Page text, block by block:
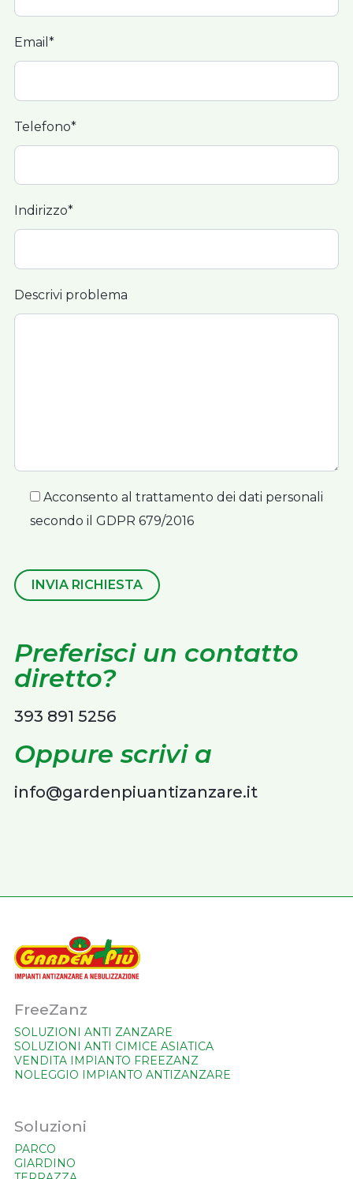
Email*
Telefono*
Indirizzo*
Descrivi problema
Acconsento al trattamento dei dati personali
secondo il GDPR 679/2016
INVIA RICHIESTA
Preferisci un contatto
diretto?
393 891 5256
Oppure scrivi a
info@gardenpiuantizanzare.it
FreeZanz
SOLUZIONI ANTI ZANZARE
SOLUZIONI ANTI CIMICE ASIATICA
VENDITA IMPIANTO FREEZANZ
NOLEGGIO IMPIANTO ANTIZANZARE
Soluzioni
PARCO
GIARDINO